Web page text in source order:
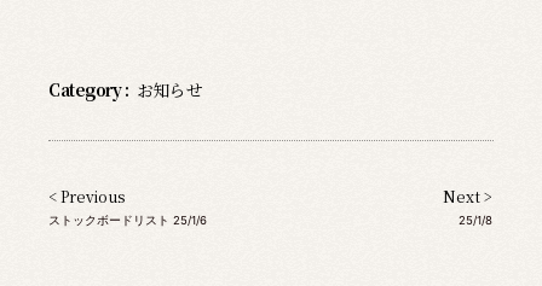
Category : お知らせ
< Previous
ストックボードリスト 25/1/6
Next >
25/1/8